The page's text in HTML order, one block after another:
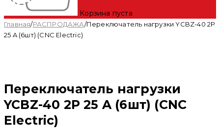
Корзина пуста
Главная/РАСПРОДАЖА/Переключатель нагрузки YCBZ-40 2P
25 A (6шт) (CNC Electric)
Переключатель нагрузки
YCBZ-40 2P 25 A (6шт) (CNC
Electric)